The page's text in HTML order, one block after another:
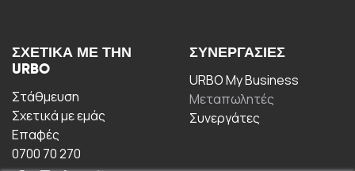
ΣΧΕΤΙΚΆ ΜΕ ΤΗΝ
URBO
Στάθμευση
Σχετικά με εμάς
Επαφές
0700 70 270
ΣΥΝΕΡΓΑΣΊΕΣ
URBO My Business
Μεταπωλητές
Συνεργάτες